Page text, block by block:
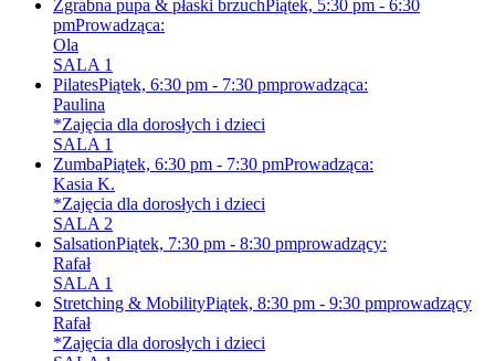
Zgrabna pupa & płaski brzuchPiątek, 5:30 pm - 6:30
pmProwadząca:
Ola
SALA 1
PilatesPiątek, 6:30 pm - 7:30 pmprowadząca:
Paulina
*Zajęcia dla dorosłych i dzieci
SALA 1
ZumbaPiątek, 6:30 pm - 7:30 pmProwadząca:
Kasia K.
*Zajęcia dla dorosłych i dzieci
SALA 2
SalsationPiątek, 7:30 pm - 8:30 pmprowadzący:
Rafał
SALA 1
Stretching & MobilityPiątek, 8:30 pm - 9:30 pmprowadzący
Rafał
*Zajęcia dla dorosłych i dzieci